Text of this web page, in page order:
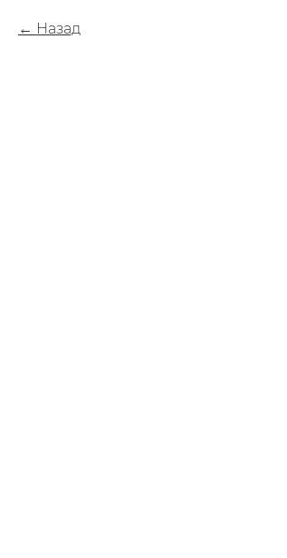
Назад